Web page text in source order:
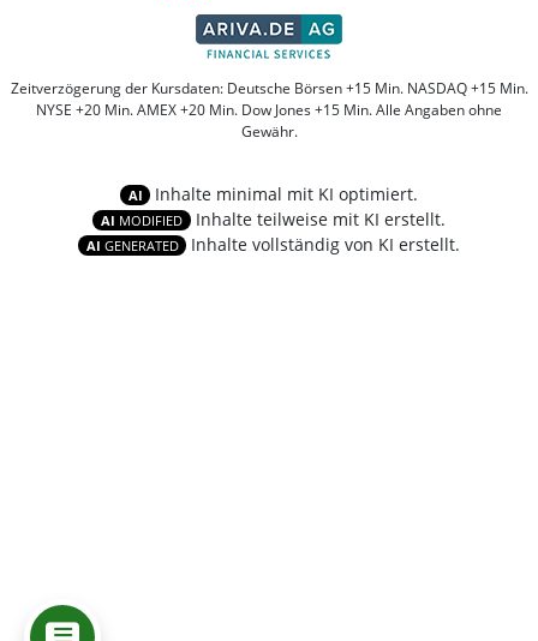
Zeitverzögerung der Kursdaten: Deutsche Börsen +15 Min. NASDAQ +15 Min.
NYSE +20 Min. AMEX +20 Min. Dow Jones +15 Min. Alle Angaben ohne
Gewähr.
AI Inhalte minimal mit KI optimiert.
AI MODIFIED Inhalte teilweise mit KI erstellt.
AI GENERATED Inhalte vollständig von KI erstellt.